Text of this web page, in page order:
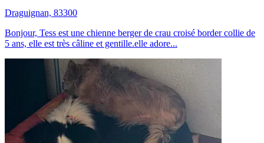
Draguignan, 83300
Bonjour, Tess est une chienne berger de crau croisé border collie de
5 ans, elle est très câline et gentille.elle adore...